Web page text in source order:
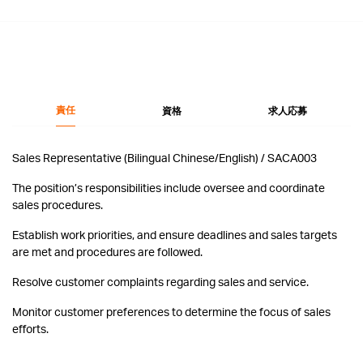
責任 資格 求人応募
Sales Representative (Bilingual Chinese/English) / SACA003
The position’s responsibilities include oversee and coordinate
sales procedures.
Establish work priorities, and ensure deadlines and sales targets
are met and procedures are followed.
Resolve customer complaints regarding sales and service.
Monitor customer preferences to determine the focus of sales
efforts.